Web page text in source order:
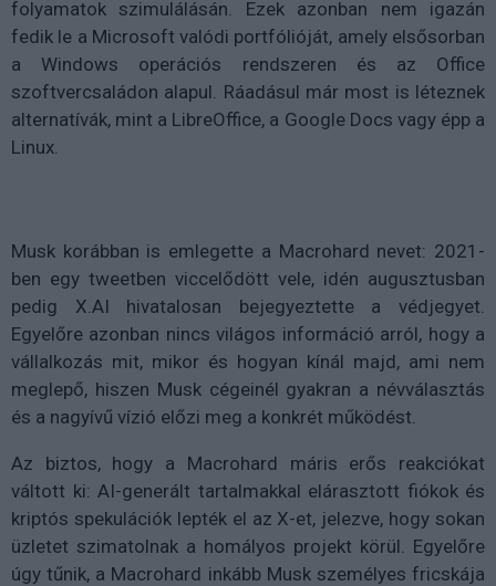
folyamatok szimulálásán. Ezek azonban nem igazán
fedik le a Microsoft valódi portfólióját, amely elsősorban
a Windows operációs rendszeren és az Office
szoftvercsaládon alapul. Ráadásul már most is léteznek
alternatívák, mint a LibreOffice, a Google Docs vagy épp a
Linux.
Musk korábban is emlegette a Macrohard nevet: 2021-
ben egy tweetben viccelődött vele, idén augusztusban
pedig X.AI hivatalosan bejegyeztette a védjegyet.
Egyelőre azonban nincs világos információ arról, hogy a
vállalkozás mit, mikor és hogyan kínál majd, ami nem
meglepő, hiszen Musk cégeinél gyakran a névválasztás
és a nagyívű vízió előzi meg a konkrét működést.
Az biztos, hogy a Macrohard máris erős reakciókat
váltott ki: AI-generált tartalmakkal elárasztott fiókok és
kriptós spekulációk lepték el az X-et, jelezve, hogy sokan
üzletet szimatolnak a homályos projekt körül. Egyelőre
úgy tűnik, a Macrohard inkább Musk személyes fricskája